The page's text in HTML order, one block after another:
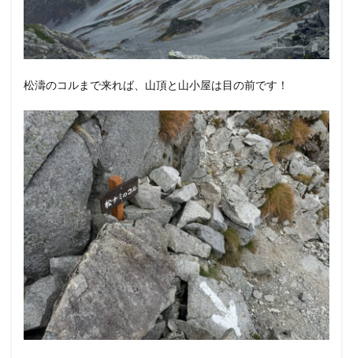
松濤のコルまで来れば、山頂と山小屋は目の前です！